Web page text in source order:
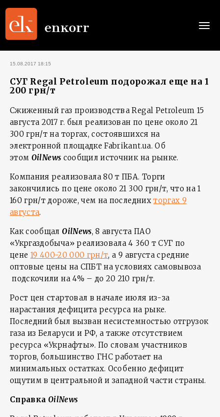
15.08.2017 18:15
СУГ Regal Petroleum подорожал еще на 1
200 грн/т
Сжиженный газ производства Regal Petroleum 15
августа 2017 г. был реализован по цене около 21
300 грн/т на торгах, состоявшихся на
электронной площадке Fabrikant.ua. Об
этом OilNews сообщил источник на рынке.
Компания реализовала 80 т ПБА. Торги
закончились по цене около 21 300 грн/т, что на 1
160 грн/т дороже, чем на последнихторгах 9
августа.
Как сообщалOilNews, 8 августа ПАО
«Укргаздобыча» реализовала 4 360 т СУГ по
цене 19 400-20 000 грн/т, а 9 августа средние
оптовые цены на СПБТ на условиях самовывоза
подскочили на 4% – до 20 210 грн/т.
Рост цен стартовал в начале июля из-за
нарастания дефицита ресурса на рыке.
Последний был вызван несистемностью отгрузок
газа из Беларуси и РФ, а также отсутствием
ресурса «Укрнафты». По словам участников
торгов, большинство ГНС работает на
минимальных остатках. Особенно дефицит
ощутим в центральной и западной части страны.
Справка OilNews